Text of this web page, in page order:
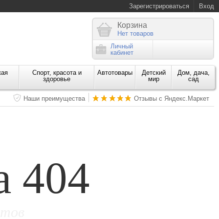
Зарегистрироваться Вход
Корзина
Нет товаров
Личный
кабинет
Спорт, красота и
здоровье
Автотовары
Детский
мир
Дом, дача,
сад
Наши преимущества Отзывы с Яндекс.Маркет
404